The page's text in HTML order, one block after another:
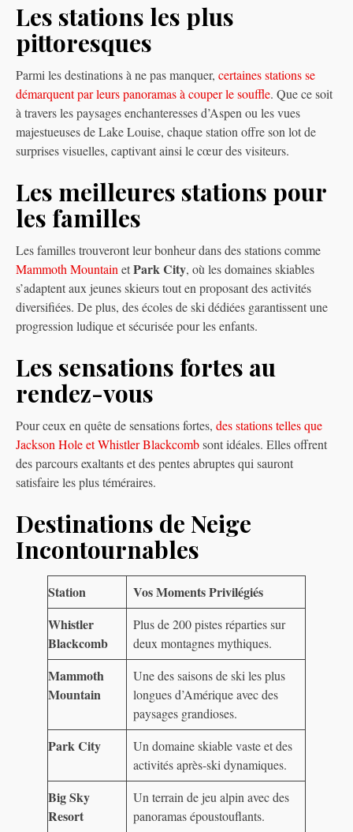
Les stations les plus
pittoresques
Parmi les destinations à ne pas manquer, certaines stations se
démarquent par leurs panoramas à couper le souffle. Que ce soit
à travers les paysages enchanteresses d’Aspen ou les vues
majestueuses de Lake Louise, chaque station offre son lot de
surprises visuelles, captivant ainsi le cœur des visiteurs.
Les meilleures stations pour
les familles
Les familles trouveront leur bonheur dans des stations comme
Mammoth MountainetPark City, où les domaines skiables
s’adaptent aux jeunes skieurs tout en proposant des activités
diversifiées. De plus, des écoles de ski dédiées garantissent une
progression ludique et sécurisée pour les enfants.
Les sensations fortes au
rendez-vous
Pour ceux en quête de sensations fortes, des stations telles que
Jackson Hole et Whistler Blackcombsont idéales. Elles offrent
des parcours exaltants et des pentes abruptes qui sauront
satisfaire les plus téméraires.
Destinations de Neige
Incontournables
Station
Vos Moments Privilégiés
Whistler
Blackcomb
Plus de 200 pistes réparties sur
deux montagnes mythiques.
Mammoth
Mountain
Une des saisons de ski les plus
longues d’Amérique avec des
paysages grandioses.
Park City
Un domaine skiable vaste et des
activités après-ski dynamiques.
Big Sky
Resort
Un terrain de jeu alpin avec des
panoramas époustouflants.